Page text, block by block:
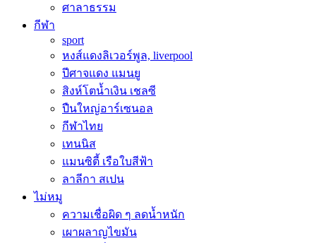
ศาลาธรรม
กีฬา
sport
หงส์แดงลิเวอร์พูล, liverpool
ปีศาจแดง แมนยู
สิงห์โตน้ำเงิน เชลซี
ปืนใหญ่อาร์เซนอล
กีฬาไทย
เทนนิส
แมนซิตี้ เรือใบสีฟ้า
ลาลีกา สเปน
ไม่หมู
ความเชื่อผิด ๆ ลดน้ำหนัก
เผาผลาญไขมัน